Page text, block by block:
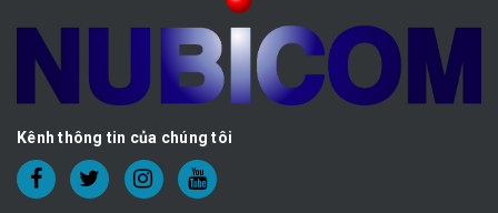
Kênh thông tin của chúng tôi